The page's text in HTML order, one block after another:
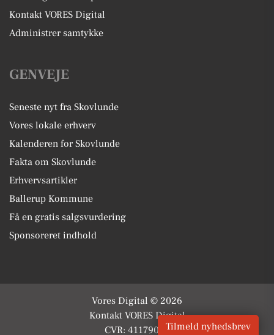
Kontakt VORES Digital
Administrer samtykke
GENVEJE
Seneste nyt fra Skovlunde
Vores lokale erhverv
Kalenderen for Skovlunde
Fakta om Skovlunde
Erhvervsartikler
Ballerup Kommune
Få en gratis salgsvurdering
Sponsoreret indhold
Vores Digital © 2026
Kontakt VORES Digital
CVR: 41179082Tilmeld nyhedsbrev